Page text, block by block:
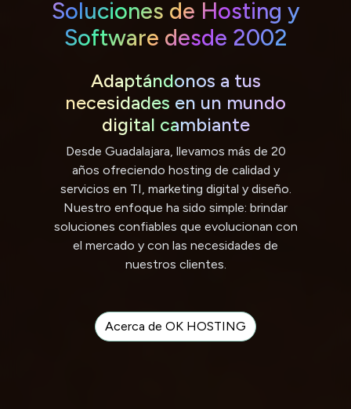
Soluciones de Hosting y
Software desde 2002
Adaptándonos a tus
necesidades en un mundo
digital cambiante
Desde Guadalajara, llevamos más de 20
años ofreciendo hosting de calidad y
servicios en TI, marketing digital y diseño.
Nuestro enfoque ha sido simple: brindar
soluciones confiables que evolucionan con
el mercado y con las necesidades de
nuestros clientes.
Acerca de OK HOSTING